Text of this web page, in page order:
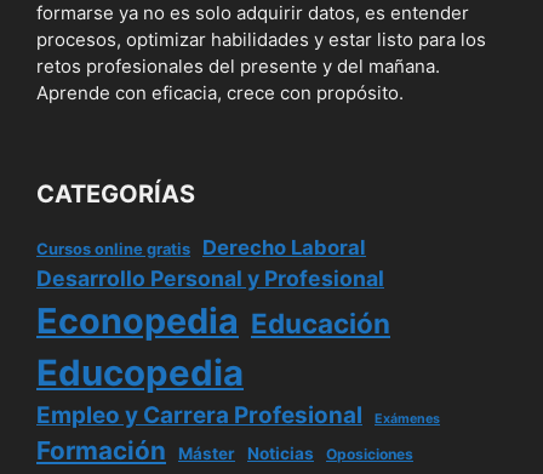
formarse ya no es solo adquirir datos, es entender
procesos, optimizar habilidades y estar listo para los
retos profesionales del presente y del mañana.
Aprende con eficacia, crece con propósito.
CATEGORÍAS
Cursos online gratis Derecho Laboral
Desarrollo Personal y Profesional
Econopedia Educación
Educopedia
Empleo y Carrera Profesional Exámenes
Formación Máster Noticias Oposiciones